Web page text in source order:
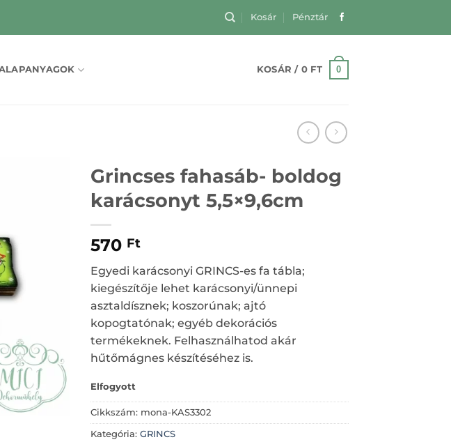
Kosár Pénztár
KOSÁR / 0 FT 0
Grincses fahasáb- boldog
karácsonyt 5,5×9,6cm
570 Ft
Egyedi karácsonyi GRINCS-es fa tábla;
kiegészítője lehet karácsonyi/ünnepi
asztaldísznek; koszorúnak; ajtó
kopogtatónak; egyéb dekorációs
termékeknek. Felhasználhatod akár
hűtőmágnes készítéséhez is.
Elfogyott
Cikkszám: mona-KAS3302
Kategória:GRINCS